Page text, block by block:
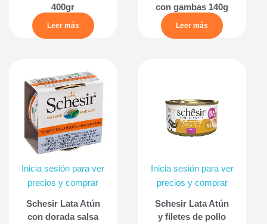
400gr
Leer más
con gambas 140g
Leer más
Inicia sesión para ver
precios y comprar
Schesir Lata Atún
con dorada salsa
Inicia sesión para ver
precios y comprar
Schesir Lata Atún
y filetes de pollo